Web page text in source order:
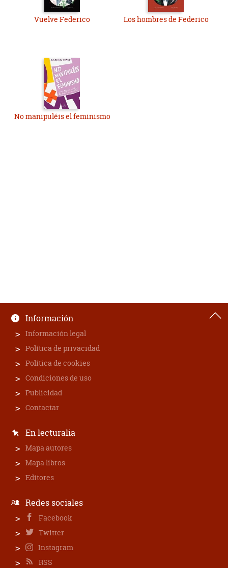
Vuelve Federico Los hombres de Federico
No manipuléis el feminismo
Información
Información legal
Política de privacidad
Política de cookies
Condiciones de uso
Publicidad
Contactar
En lecturalia
Mapa autores
Mapa libros
Editores
Redes sociales
Facebook
Twitter
Instagram
RSS